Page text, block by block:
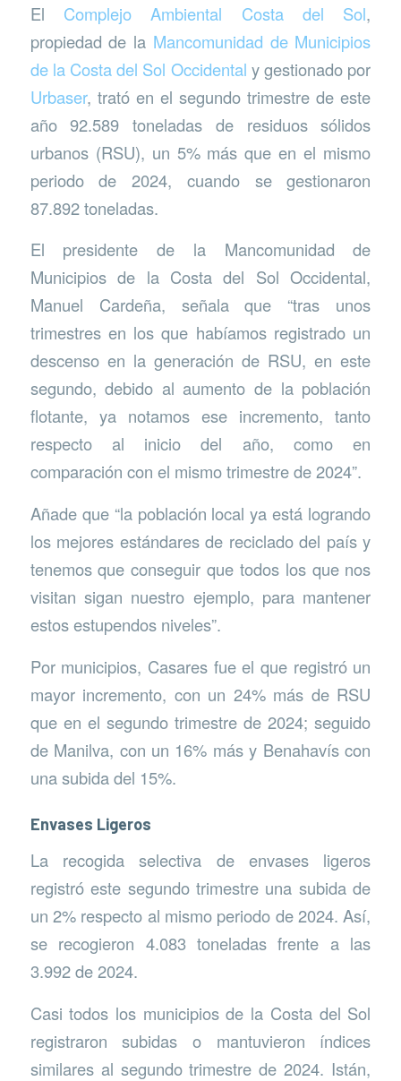
El Complejo Ambiental Costa del Sol,
propiedad de la Mancomunidad de Municipios
de la Costa del Sol Occidental y gestionado por
Urbaser, trató en el segundo trimestre de este
año 92.589 toneladas de residuos sólidos
urbanos (RSU), un 5% más que en el mismo
periodo de 2024, cuando se gestionaron
87.892 toneladas.
El presidente de la Mancomunidad de
Municipios de la Costa del Sol Occidental,
Manuel Cardeña, señala que “tras unos
trimestres en los que habíamos registrado un
descenso en la generación de RSU, en este
segundo, debido al aumento de la población
flotante, ya notamos ese incremento, tanto
respecto al inicio del año, como en
comparación con el mismo trimestre de 2024”.
Añade que “la población local ya está logrando
los mejores estándares de reciclado del país y
tenemos que conseguir que todos los que nos
visitan sigan nuestro ejemplo, para mantener
estos estupendos niveles”.
Por municipios, Casares fue el que registró un
mayor incremento, con un 24% más de RSU
que en el segundo trimestre de 2024; seguido
de Manilva, con un 16% más y Benahavís con
una subida del 15%.
Envases Ligeros
La recogida selectiva de envases ligeros
registró este segundo trimestre una subida de
un 2% respecto al mismo periodo de 2024. Así,
se recogieron 4.083 toneladas frente a las
3.992 de 2024.
Casi todos los municipios de la Costa del Sol
registraron subidas o mantuvieron índices
similares al segundo trimestre de 2024. Istán,